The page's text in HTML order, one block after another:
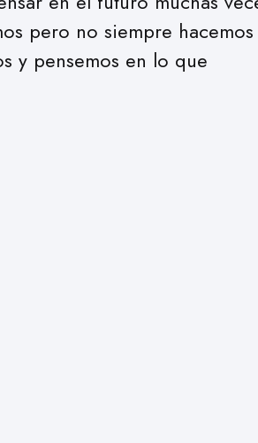
pero no siempre hacemos
y pensemos en lo que